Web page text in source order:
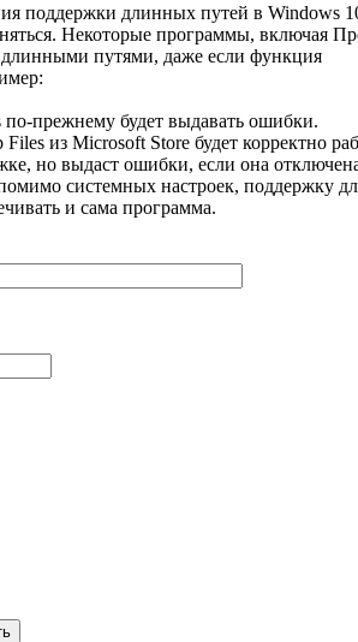
поддержки длинных путей в Windows
Некоторые программы, включая
длинными путями, даже если функция
прежнему будет выдавать ошибки.
из Microsoft Store будет корректно
но выдаст ошибки, если она
системных настроек, поддержку
и сама программа.